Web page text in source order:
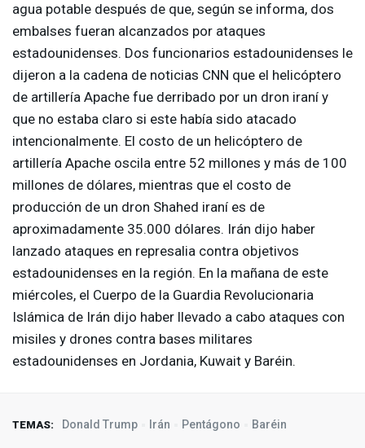
agua potable después de que, según se informa, dos
embalses fueran alcanzados por ataques
estadounidenses. Dos funcionarios estadounidenses le
dijeron a la cadena de noticias CNN que el helicóptero
de artillería Apache fue derribado por un dron iraní y
que no estaba claro si este había sido atacado
intencionalmente. El costo de un helicóptero de
artillería Apache oscila entre 52 millones y más de 100
millones de dólares, mientras que el costo de
producción de un dron Shahed iraní es de
aproximadamente 35.000 dólares. Irán dijo haber
lanzado ataques en represalia contra objetivos
estadounidenses en la región. En la mañana de este
miércoles, el Cuerpo de la Guardia Revolucionaria
Islámica de Irán dijo haber llevado a cabo ataques con
misiles y drones contra bases militares
estadounidenses en Jordania, Kuwait y Baréin.
TEMAS: Donald Trump Irán Pentágono Baréin